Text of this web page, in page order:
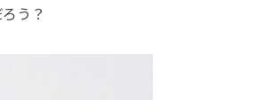
う？